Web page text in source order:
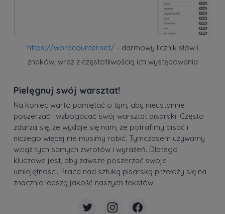
https://wordcounter.net/- darmowy licznik słów i
znaków, wraz z częstotliwością ich występowania
Pielęgnuj swój warsztat!
Na koniec warto pamiętać o tym, aby nieustannie
poszerzać i wzbogacać swój warsztat pisarski. Często
zdarza się, że wydaje się nam, że potrafimy pisać i
niczego więcej nie musimy robić. Tymczasem używamy
wciąż tych samych zwrotów i wyrażeń. Dlatego
kluczowe jest, aby zawsze poszerzać swoje
umiejętności. Praca nad sztuką pisarską przełoży się na
znacznie lepszą jakość naszych tekstów.